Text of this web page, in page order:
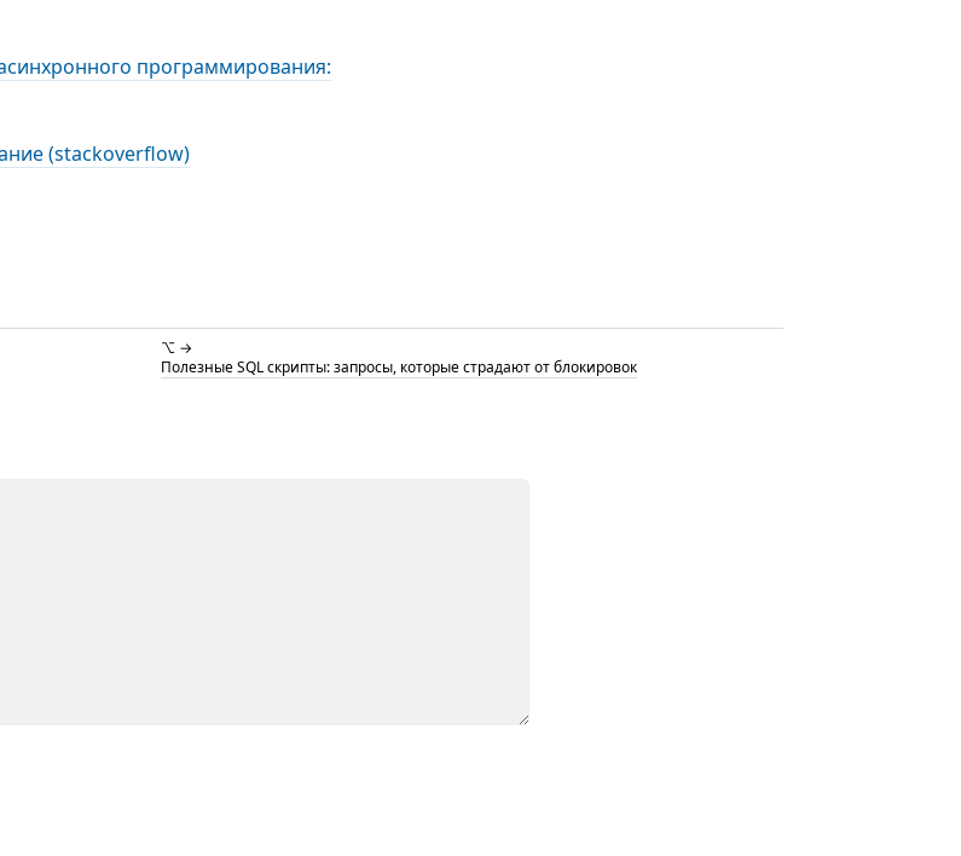
программирования:
(stackoverflow)
⌥ →
Полезные SQL скрипты: запросы, которые страдают от блокировок